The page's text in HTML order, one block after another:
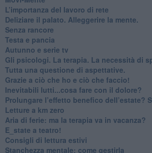
​L’importanza del lavoro di rete
​Deliziare il palato. Alleggerire la mente.
​Senza rancore
​Testa e pancia
​Autunno e serie tv
​Gli psicologi. La terapia. La necessità di
​Tutta una questione di aspettative.
​Grazie a ciò che ho e ciò che faccio!
​Inevitabili lutti...cosa fare con il dolore?
Prolungare l’effetto benefico dell’estate?
​Letture a km zero
​Aria di ferie: ma la terapia va in vacanza?
​E_state a teatro!
​Consigli di lettura estivi
​Stanchezza mentale: come gestirla